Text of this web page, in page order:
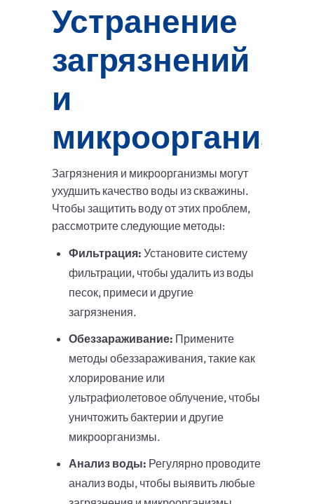
Устранение
загрязнений
и
Загрязнения и микроорганизмы могут
ухудшить качество воды из скважины.
Чтобы защитить воду от этих проблем,
рассмотрите следующие методы:
Фильтрация: Установите систему
фильтрации, чтобы удалить из воды
песок, примеси и другие
загрязнения.
Обеззараживание: Примените
методы обеззараживания, такие как
хлорирование или
ультрафиолетовое облучение, чтобы
уничтожить бактерии и другие
микроорганизмы.
Анализ воды: Регулярно проводите
анализ воды, чтобы выявить любые